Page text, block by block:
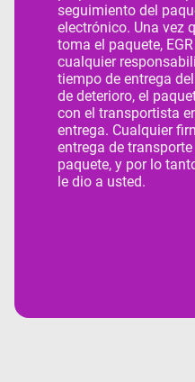
seguimiento del
electrónico. Una vez
toma el paquete,
cualquier
tiempo de entrega
de deterioro, el
con el transportista
entrega. Cualquier
entrega de
paquete, y por lo
le dio a usted.